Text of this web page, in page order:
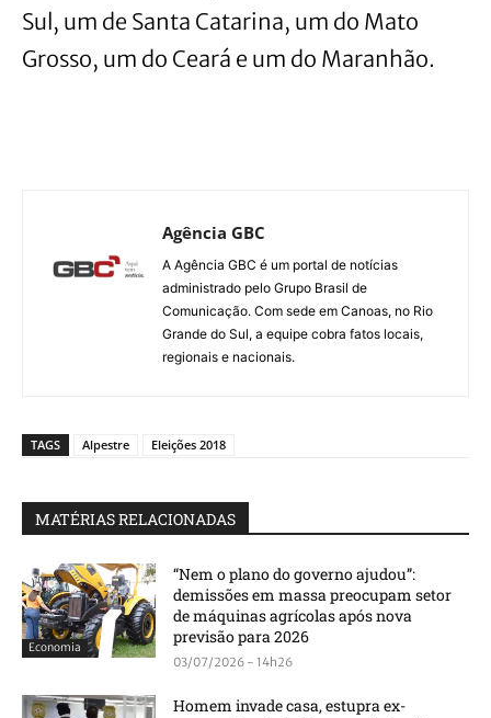
Sul, um de Santa Catarina, um do Mato
Grosso, um do Ceará e um do Maranhão.
Agência GBC
A Agência GBC é um portal de notícias
administrado pelo Grupo Brasil de
Comunicação. Com sede em Canoas, no Rio
Grande do Sul, a equipe cobra fatos locais,
regionais e nacionais.
TAGS Alpestre Eleições 2018
MATÉRIAS RELACIONADAS
Economia
“Nem o plano do governo ajudou”:
demissões em massa preocupam setor
de máquinas agrícolas após nova
previsão para 2026
03/07/2026 - 14h26
Homem invade casa, estupra ex-